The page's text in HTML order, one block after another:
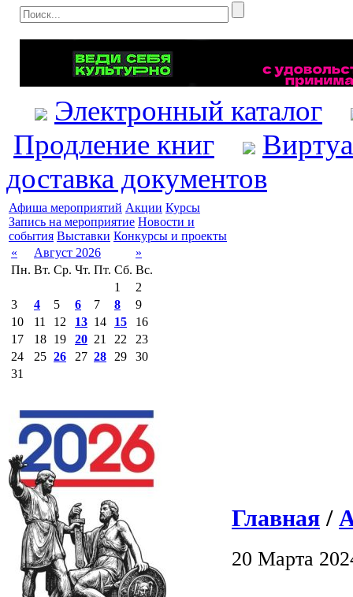
Электронный каталог
Продление книг
доставка документов
Афиша мероприятий Акции Курсы
Запись на мероприятие Новости и
события Выставки Конкурсы и проекты
«
Август 2026
»
Пн. Вт. Ср. Чт. Пт. Сб. Вс.
1
2
3
4 5 6 7 8
9
10
11 12 13 14 15
16
17
18 19 20 21 22
23
24
25 26 27 28 29
30
31
Главная /
20 Марта